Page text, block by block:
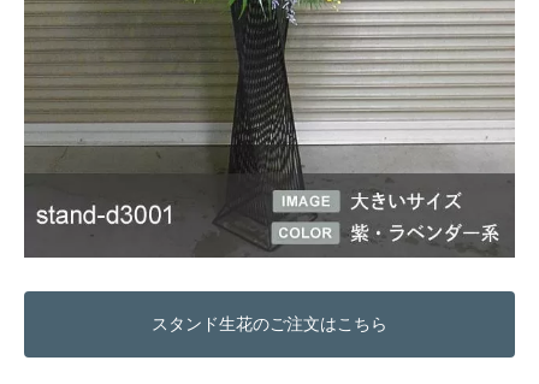
スタンド生花のご注文はこちら